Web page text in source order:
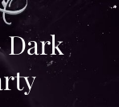
Dark